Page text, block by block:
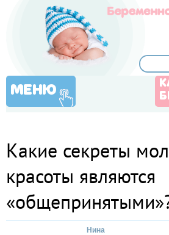
МЕНЮ
Какие секреты
красоты являются
Нина